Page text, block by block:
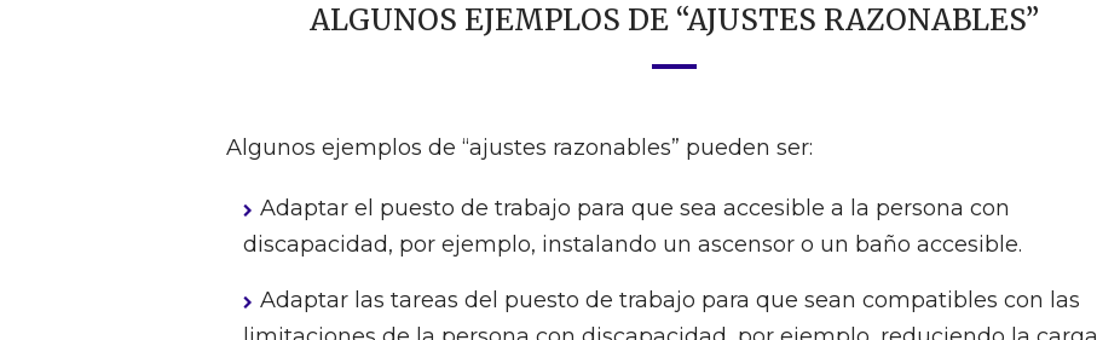
ALGUNOS EJEMPLOS DE “AJUSTES RAZONABLES”
Algunos ejemplos de “ajustes razonables” pueden ser:
Adaptar el puesto de trabajo para que sea accesible a la persona con
discapacidad, por ejemplo, instalando un ascensor o un baño accesible.
Adaptar las tareas del puesto de trabajo para que sean compatibles con las